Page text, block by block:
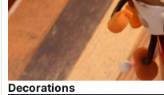
Decorations